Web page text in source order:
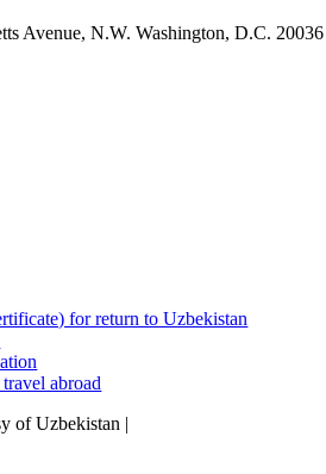
Avenue, N.W. Washington, D.C. 20036
for return to Uzbekistan
abroad
of Uzbekistan |